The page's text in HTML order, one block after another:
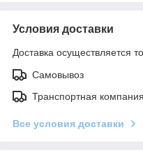
Условия доставки
Доставка осуществляется
Самовывоз
Транспортная компания
Все условия доставки